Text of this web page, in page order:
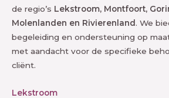
de regio’s Lekstroom, Montfoort,
Molenlanden en Rivierenland . We
begeleiding en ondersteuning op
met aandacht voor de specifieke
cliënt.
Lekstroom